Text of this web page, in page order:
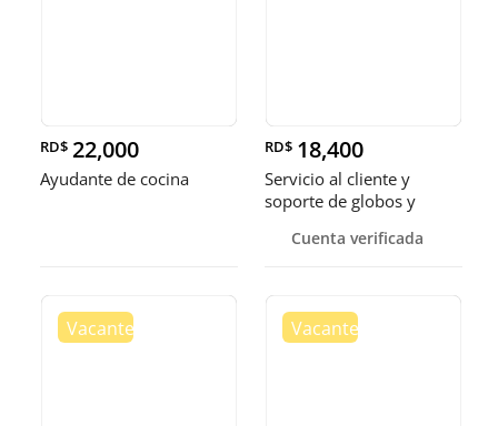
RD$ 22,000
Ayudante de cocina
RD$ 18,400
Servicio al cliente y
soporte de globos y
Cuenta verificada